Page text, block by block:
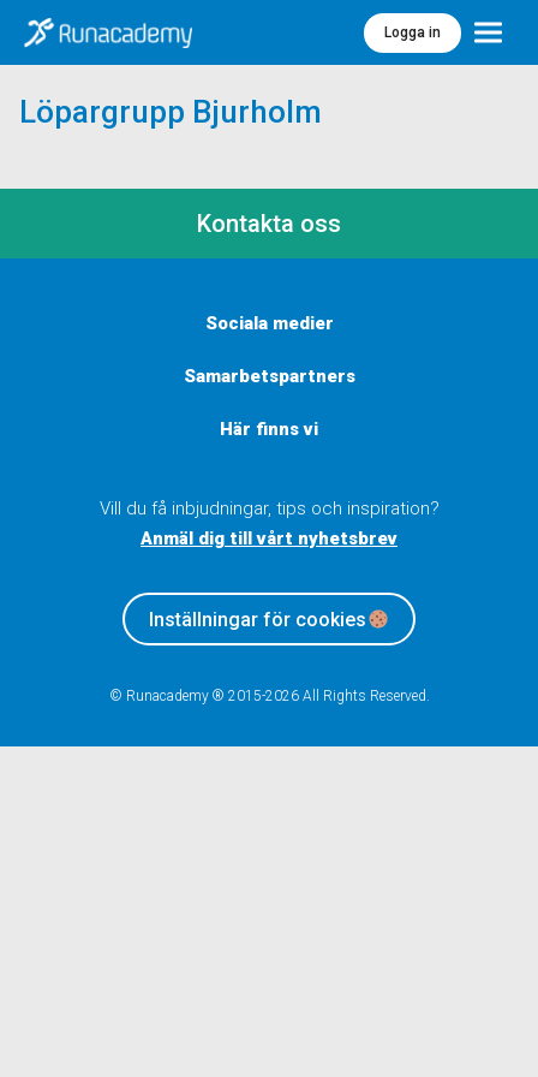
Logga in Meny
Löpargrupp Bjurholm
Kontakta oss
Sociala medier
Samarbetspartners
Här finns vi
Vill du få inbjudningar, tips och inspiration?
Anmäl dig till vårt nyhetsbrev
Inställningar för cookies
© Runacademy ® 2015-2026 All Rights Reserved.